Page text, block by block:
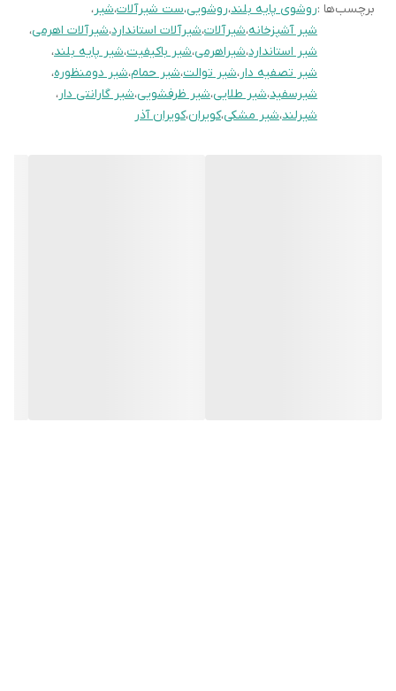
برچسب‌ها :روشوی پایه بلند،روشویی،ست شیرآلات،شیر،
شیر آشپزخانه،شیرآلات،شیرآلات استاندارد،شیرآلات اهرمی،
شیر استاندارد،شیراهرمی،شیر باکیفیت،شیر پایه بلند،
شیر تصفیه دار،شیر توالت،شیر حمام،شیر دومنظوره،
شیرسفید،شیر طلایی،شیر ظرفشویی،شیر گارانتی دار،
شیرلند،شیر مشکی،کویران،کویران آذر